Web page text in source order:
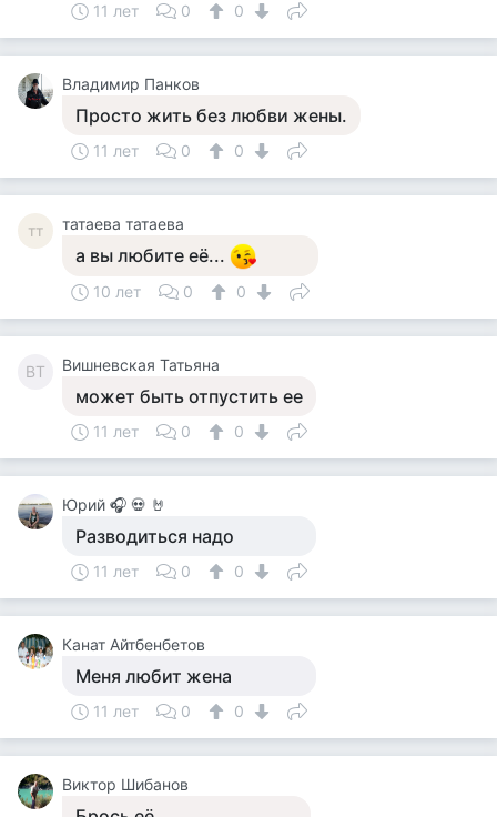
11 лет 0 0
Владимир Панков
Просто жить без любви жены.
11 лет 0 0
тт татаева татаева
а вы любите её...
10 лет 0 0
ВТ Вишневская Татьяна
может быть отпустить ее
11 лет 0 0
Юрий 🎧 💀 🤘
Разводиться надо
11 лет 0 0
Канат Айтбенбетов
Меня любит жена
11 лет 0 0
Виктор Шибанов